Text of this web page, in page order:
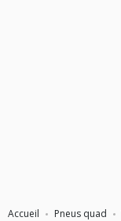
Accueil Pneus quad